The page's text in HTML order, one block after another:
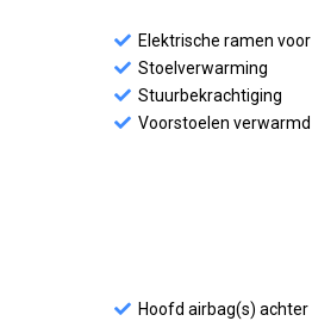
Elektrische ramen voor
Stoelverwarming
Stuurbekrachtiging
Voorstoelen verwarmd
Hoofd airbag(s) achter